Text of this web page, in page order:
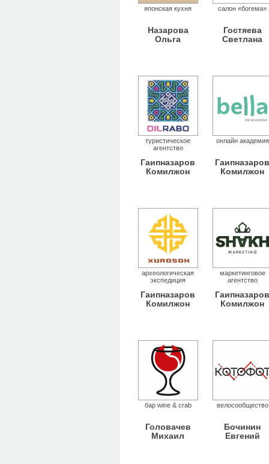
японская кухня
Назарова
Ольга
салон «богема»
Гостяева
Светлана
туристическое
агентство
Гаипназаров
Комилжон
онлайн академия
Комилжон
археологическая
экспедиция
Гаипназаров
Комилжон
маркетинговое
агентство
Комилжон
бар wine & crab
Головачев
Михаил
велосообщество
Бочинин
Евгений